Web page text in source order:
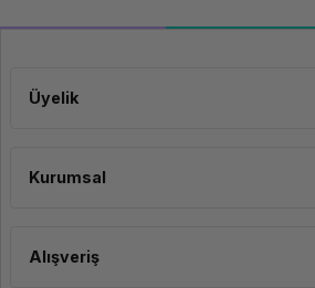
Üyelik
Kurumsal
Alışveriş